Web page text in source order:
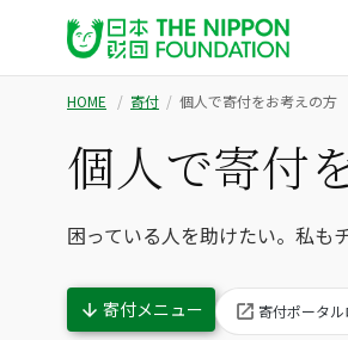
HOME 寄付 個人で寄付をお考えの方
個人で寄付
困っている人を助けたい。私も
寄付メニュー 寄付ポータ